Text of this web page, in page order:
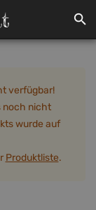
verfügbar!
noch nicht
wurde auf
Produktliste.